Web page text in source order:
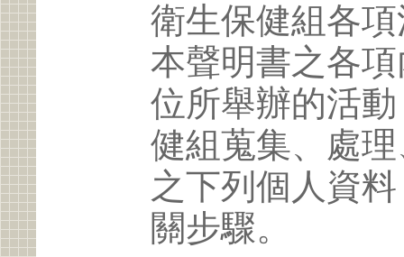
衛生保健組各
本聲明書之各
位所舉辦的活
健組蒐集、處
之下列個人資
關步驟。